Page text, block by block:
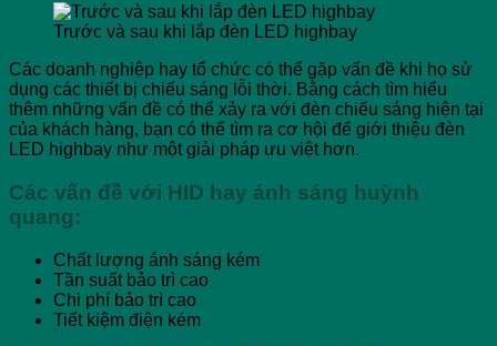
Trước và sau khi lắp đèn LED highbay
Các doanh nghiệp hay tổ chức có thể gặp vấn đề khi họ sử
dụng các thiết bị chiếu sáng lỗi thời. Bằng cách tìm hiểu
thêm những vấn đề có thể xảy ra với đèn chiếu sáng hiện tại
của khách hàng, bạn có thể tìm ra cơ hội để giới thiệu đèn
LED highbay như một giải pháp ưu việt hơn.
Các vấn đề với HID hay ánh sáng huỳnh
quang:
Chất lượng ánh sáng kém
Tần suất bảo trì cao
Chi phí bảo trì cao
Tiết kiệm điện kém